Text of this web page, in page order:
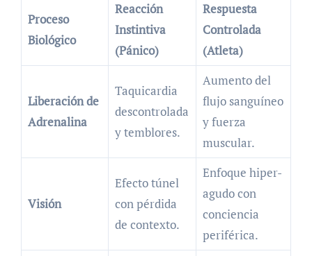
Proceso
Biológico
Reacción
Instintiva
(Pánico)
Respuesta
Controlada
(Atleta)
Liberación de
Adrenalina
Taquicardia
descontrolada
y temblores.
Aumento del
flujo sanguíneo
y fuerza
muscular.
Visión
Efecto túnel
con pérdida
de contexto.
Enfoque hiper-
agudo con
conciencia
periférica.